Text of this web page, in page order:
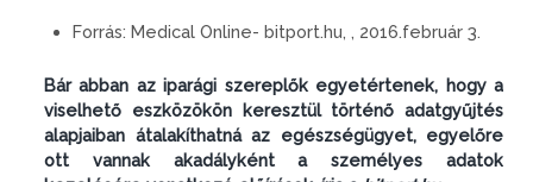
Forrás: Medical Online- bitport.hu, , 2016.február 3.
Bár abban az iparági szereplők egyetértenek, hogy a
viselhető eszközökön keresztül történő adatgyűjtés
alapjaiban átalakíthatná az egészségügyet, egyelőre
ott vannak akadályként a személyes adatok